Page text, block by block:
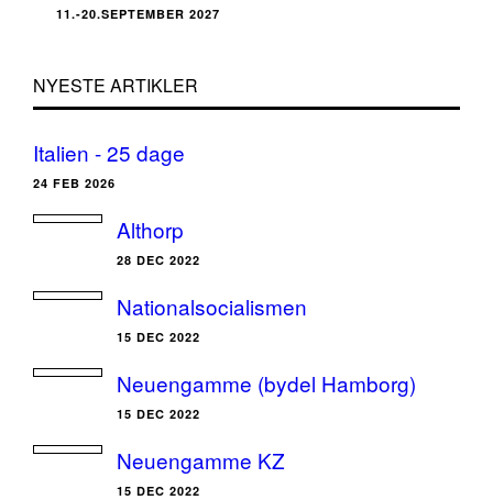
11.-20.SEPTEMBER 2027
NYESTE ARTIKLER
Italien - 25 dage
24 FEB 2026
Althorp
28 DEC 2022
Nationalsocialismen
15 DEC 2022
Neuengamme (bydel Hamborg)
15 DEC 2022
Neuengamme KZ
15 DEC 2022